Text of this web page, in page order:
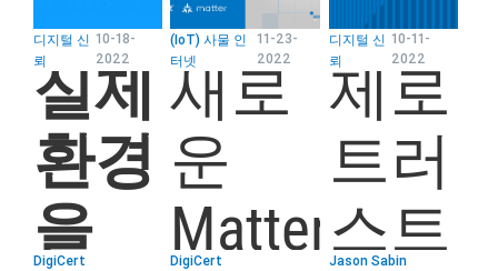
디지털 신
뢰
10-18-
2022
실제
환경
을
DigiCert
(IoT) 사물 인
터넷
11-23-
2022
새로
운
Matter
DigiCert
디지털 신
뢰
10-11-
2022
제로
트러
스트
Jason Sabin